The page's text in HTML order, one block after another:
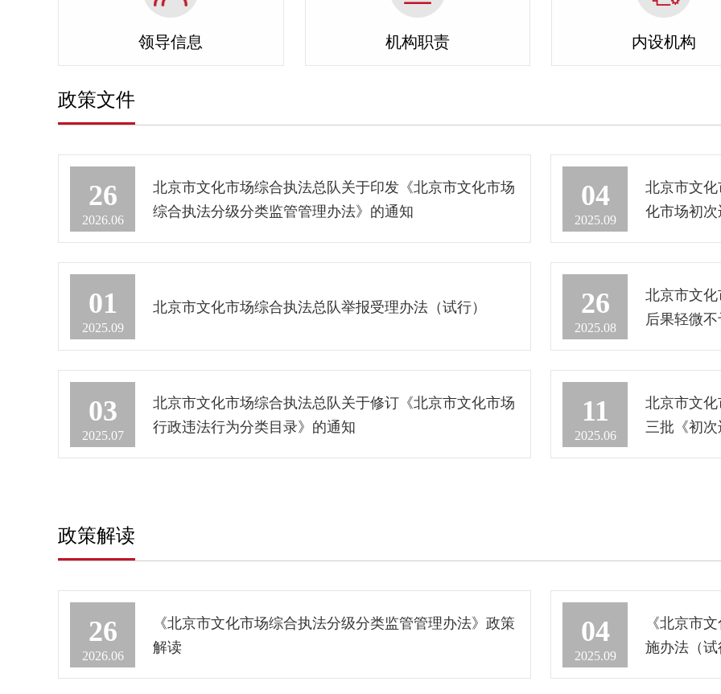
领导信息 机构职责 内设机构
政策文件
26
2026.06
北京市文化市场综合执法总队关于印发《北京市文化市场
综合执法分级分类监管管理办法》的通知
04
2025.09
北京市文
化市场初
01
2025.09
北京市文化市场综合执法总队举报受理办法（试行） 26
2025.08
北京市文
后果轻微
03
2025.07
北京市文化市场综合执法总队关于修订《北京市文化市场
行政违法行为分类目录》的通知
11
2025.06
北京市文
三批《初
政策解读
26
2026.06
《北京市文化市场综合执法分级分类监管管理办法》政策
解读
04
2025.09
《北京市
施办法（